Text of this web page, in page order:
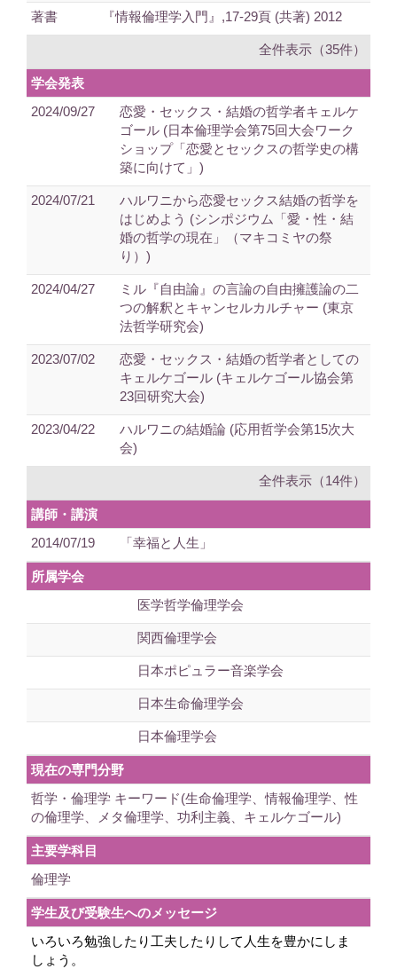
著書 『情報倫理学入門』,17-29頁 (共著) 2012
全件表示（35件）
学会発表
2024/09/27
恋愛・セックス・結婚の哲学者キェルケ
ゴール (日本倫理学会第75回大会ワーク
ショップ「恋愛とセックスの哲学史の構
築に向けて」)
2024/07/21
ハルワニから恋愛セックス結婚の哲学を
はじめよう (シンポジウム「愛・性・結
婚の哲学の現在」（マキコミヤの祭
り）)
2024/04/27
ミル『自由論』の言論の自由擁護論の二
つの解釈とキャンセルカルチャー (東京
法哲学研究会)
2023/07/02
恋愛・セックス・結婚の哲学者としての
キェルケゴール (キェルケゴール協会第
23回研究大会)
2023/04/22
ハルワニの結婚論 (応用哲学会第15次大
会)
全件表示（14件）
講師・講演
2014/07/19
「幸福と人生」
所属学会
医学哲学倫理学会
関西倫理学会
日本ポピュラー音楽学会
日本生命倫理学会
日本倫理学会
現在の専門分野
哲学・倫理学 キーワード(生命倫理学、情報倫理学、性
の倫理学、メタ倫理学、功利主義、キェルケゴール)
主要学科目
倫理学
学生及び受験生へのメッセージ
いろいろ勉強したり工夫したりして人生を豊かにしま
しょう。